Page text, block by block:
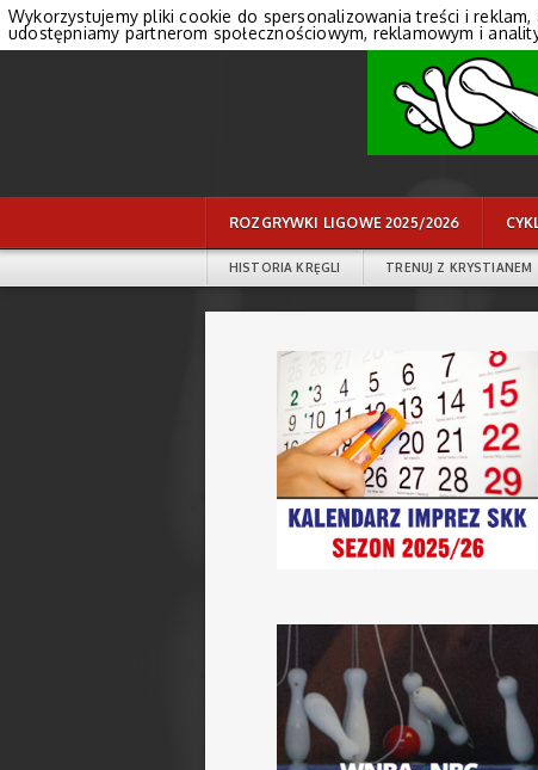
ROZGRYWKI LIGOWE 2025/2026
HISTORIA KRĘGLI TRENUJ Z KRYSTIANEM
Wykorzystujemy pliki cookie do spersonalizowania treści i
udostępniamy partnerom społecznościowym, reklamowym i